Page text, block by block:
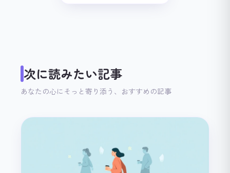
次に読みたい記事
あなたの心にそっと寄り添う、おすすめの記事